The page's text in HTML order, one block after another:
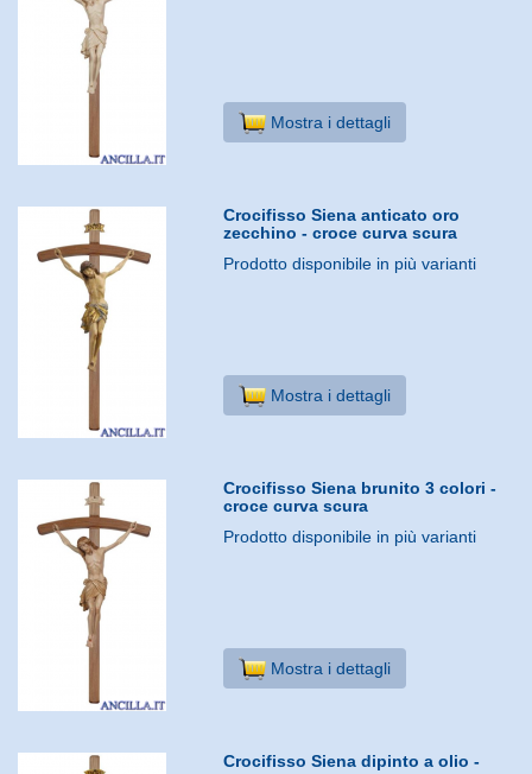
Mostra i dettagli
Crocifisso Siena anticato oro
zecchino - croce curva scura
Prodotto disponibile in più varianti
Mostra i dettagli
Crocifisso Siena brunito 3 colori -
croce curva scura
Prodotto disponibile in più varianti
Mostra i dettagli
Crocifisso Siena dipinto a olio -